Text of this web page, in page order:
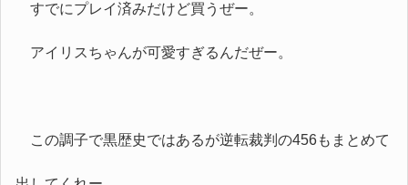
すでにプレイ済みだけど買うぜー。
アイリスちゃんが可愛すぎるんだぜー。
この調子で黒歴史ではあるが逆転裁判の456もまとめて